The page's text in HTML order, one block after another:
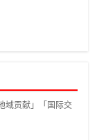
域贡献」「国际交